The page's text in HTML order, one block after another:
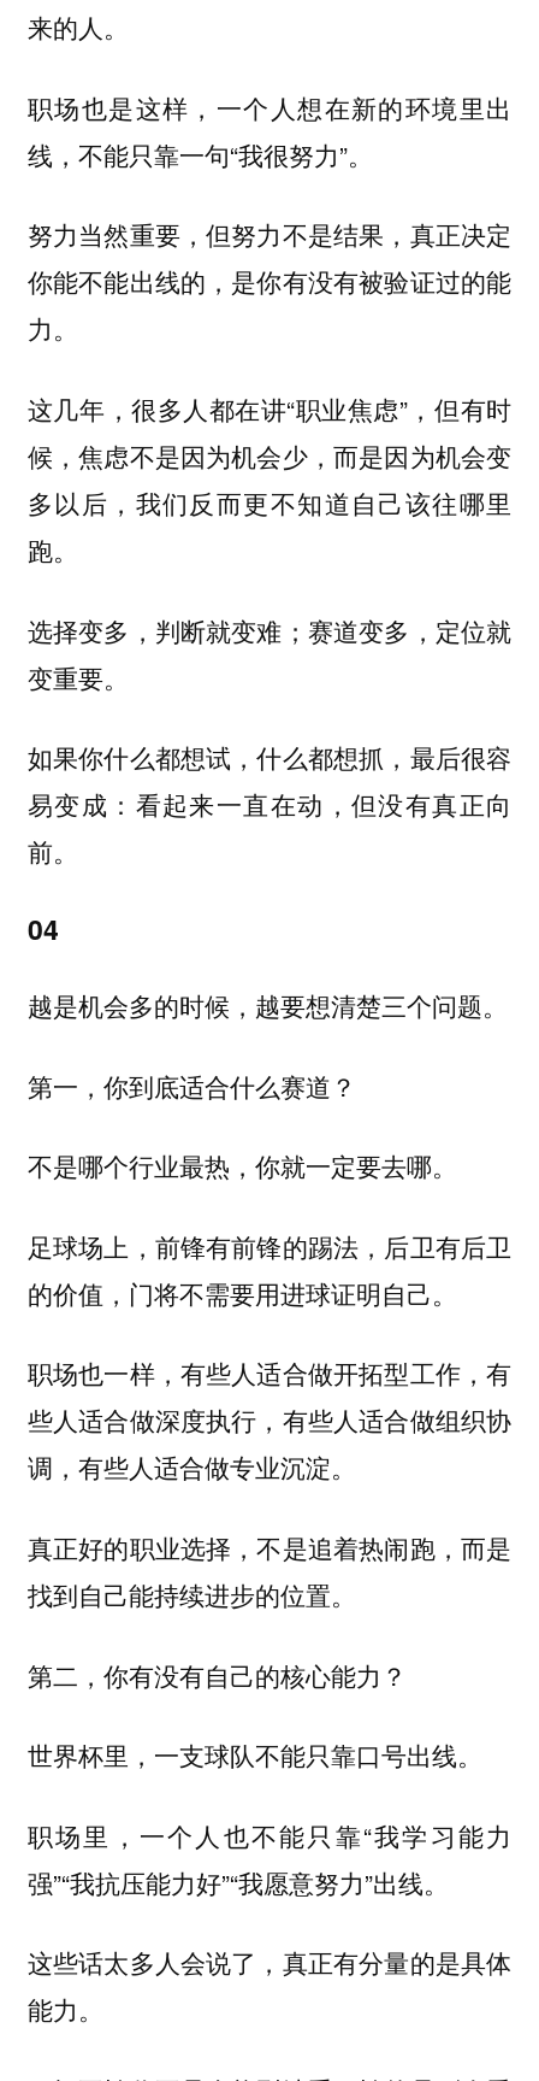
来的人。
职场也是这样，一个人想在新的环境里出
线，不能只靠一句“我很努力”。
努力当然重要，但努力不是结果，真正决定
你能不能出线的，是你有没有被验证过的能
力。
这几年，很多人都在讲“职业焦虑”，但有时
候，焦虑不是因为机会少，而是因为机会变
多以后，我们反而更不知道自己该往哪里
跑。
选择变多，判断就变难；赛道变多，定位就
变重要。
如果你什么都想试，什么都想抓，最后很容
易变成：看起来一直在动，但没有真正向
前。
04
越是机会多的时候，越要想清楚三个问题。
第一，你到底适合什么赛道？
不是哪个行业最热，你就一定要去哪。
足球场上，前锋有前锋的踢法，后卫有后卫
的价值，门将不需要用进球证明自己。
职场也一样，有些人适合做开拓型工作，有
些人适合做深度执行，有些人适合做组织协
调，有些人适合做专业沉淀。
真正好的职业选择，不是追着热闹跑，而是
找到自己能持续进步的位置。
第二，你有没有自己的核心能力？
世界杯里，一支球队不能只靠口号出线。
职场里，一个人也不能只靠“我学习能力
强”“我抗压能力好”“我愿意努力”出线。
这些话太多人会说了，真正有分量的是具体
能力。